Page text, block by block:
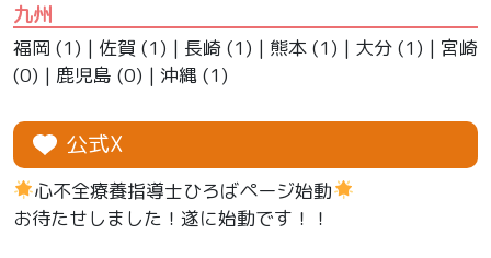
九州
福岡 (1) | 佐賀 (1) | 長崎 (1) | 熊本 (1) | 大分 (1) | 宮崎
(0) | 鹿児島 (0) | 沖縄 (1)
公式X
心不全療養指導士ひろばページ始動
お待たせしました！遂に始動です！！